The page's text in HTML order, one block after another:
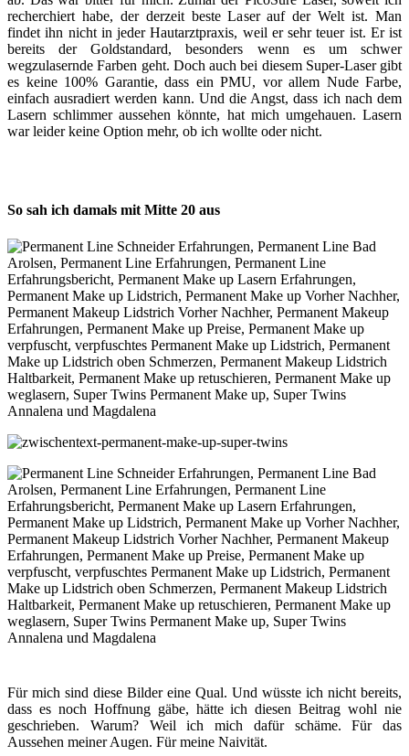
recherchiert habe, der derzeit beste Laser auf der Welt ist. Man
findet ihn nicht in jeder Hautarztpraxis, weil er sehr teuer ist. Er ist
bereits der Goldstandard, besonders wenn es um schwer
wegzulasernde Farben geht. Doch auch bei diesem Super-Laser gibt
es keine 100% Garantie, dass ein PMU, vor allem Nude Farbe,
einfach ausradiert werden kann. Und die Angst, dass ich nach dem
Lasern schlimmer aussehen könnte, hat mich umgehauen. Lasern
war leider keine Option mehr, ob ich wollte oder nicht.
So sah ich damals mit Mitte 20 aus
Für mich sind diese Bilder eine Qual. Und wüsste ich nicht bereits,
dass es noch Hoffnung gäbe, hätte ich diesen Beitrag wohl nie
geschrieben. Warum? Weil ich mich dafür schäme. Für das
Aussehen meiner Augen. Für meine Naivität.